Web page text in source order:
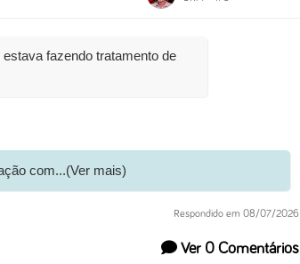
fazendo tratamento de
com...(Ver mais)
Respondido em 08/07/2026
Ver 0 Comentários